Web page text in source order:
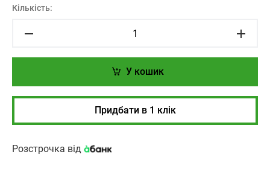
Кількість:
У кошик
Придбати в 1 клік
Розстрочка від